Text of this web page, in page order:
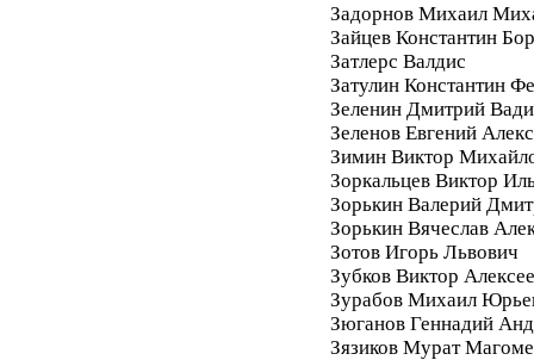
Задорнов Михаил
Зайцев Константин
Затлерс Валдис
Затулин Константин
Зеленин Дмитрий
Зеленов Евгений
Зимин Виктор
Зоркальцев Виктор
Зорькин Валерий
Зорькин Вячеслав
Зотов Игорь Львович
Зубков Виктор
Зурабов Михаил
Зюганов Геннадий
Зязиков Мурат